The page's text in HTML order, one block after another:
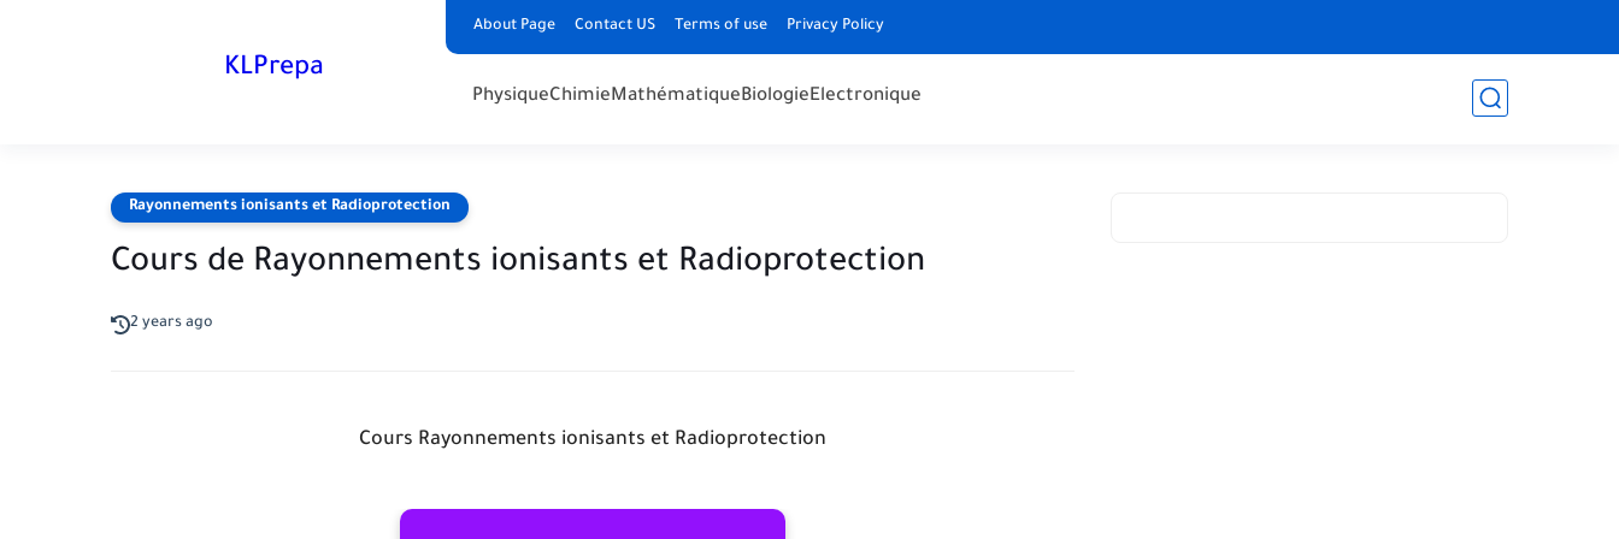
About Page Contact US Terms of use Privacy Policy
KLPrepa
PhysiqueChimieMathématiqueBiologieElectronique
Rayonnements ionisants et Radioprotection
Cours de Rayonnements ionisants et Radioprotection
2 years ago
Cours Rayonnements ionisants et Radioprotection